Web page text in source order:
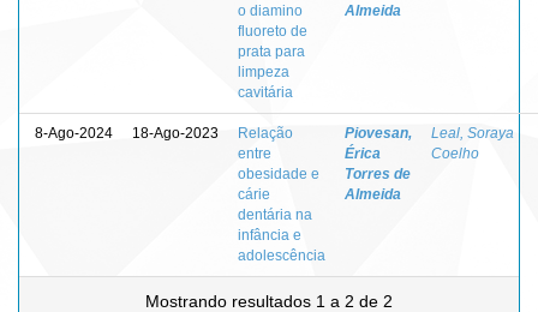
o diamino
fluoreto de
prata para
limpeza
cavitária
Almeida
8-Ago-2024 18-Ago-2023
Relação
entre
obesidade e
cárie
dentária na
infância e
adolescência
Piovesan,
Érica
Torres de
Almeida
Leal, Soraya
Coelho
Mostrando resultados 1 a 2 de 2